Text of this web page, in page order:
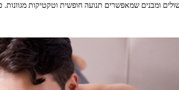
ומבנים שמאפשרים תנועה חופשית וטקטיקות